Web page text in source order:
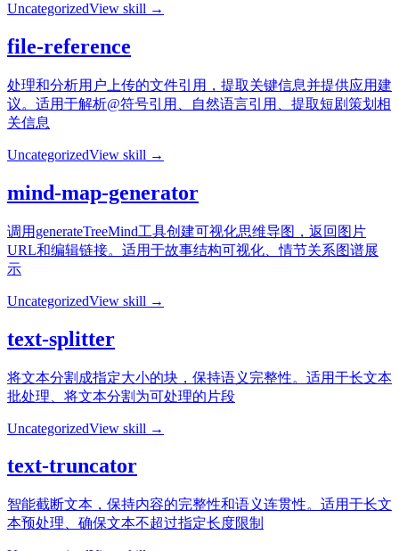
UncategorizedView skill →
file-reference
处理和分析用户上传的文件引用，提取关键信息并提供应用建
议。适用于解析@符号引用、自然语言引用、提取短剧策划相
关信息
UncategorizedView skill →
mind-map-generator
调用generateTreeMind工具创建可视化思维导图，返回图片
URL和编辑链接。适用于故事结构可视化、情节关系图谱展
示
UncategorizedView skill →
text-splitter
将文本分割成指定大小的块，保持语义完整性。适用于长文本
批处理、将文本分割为可处理的片段
UncategorizedView skill →
text-truncator
智能截断文本，保持内容的完整性和语义连贯性。适用于长文
本预处理、确保文本不超过指定长度限制